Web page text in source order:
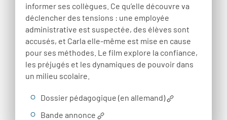
informer ses collègues. Ce qu’elle découvre va
déclencher des tensions : une employée
administrative est suspectée, des élèves sont
accusés, et Carla elle-même est mise en cause
pour ses méthodes. Le film explore la confiance,
les préjugés et les dynamiques de pouvoir dans
un milieu scolaire.
Dossier pédagogique (en allemand)
Bande annonce